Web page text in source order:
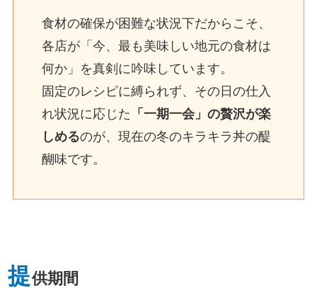
食材の確保が困難な状況下だからこそ、
各店が「今、最も美味しい地元の食材は
何か」を真剣に吟味しています。
固定のレシピに縛られず、その日の仕入
れ状況に応じた 「一期一会」の贅沢が楽
しめるのが、現在の冬のキラキラ丼の醍
醐味です。
提供期間